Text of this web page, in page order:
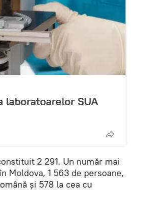
laboratoarelor SUA
2 291. Un număr mai
Moldova, 1 563 de persoane,
și 578 la cea cu